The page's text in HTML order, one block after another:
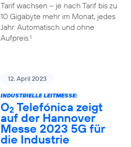
Tarif wachsen – je nach Tarif bis zu
10 Gigabyte mehr im Monat, jedes
Jahr. Automatisch und ohne
Aufpreis.1
12. April 2023
INDUSTRIELLE LEITMESSE:
O2 Telefónica zeigt
auf der Hannover
Messe 2023 5G für
die Industrie